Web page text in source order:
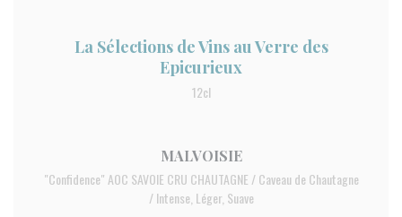
La Sélections de Vins au Verre des
Epicurieux
12cl
MALVOISIE
"Confidence" AOC SAVOIE CRU CHAUTAGNE / Caveau de Chautagne
/ Intense, Léger, Suave